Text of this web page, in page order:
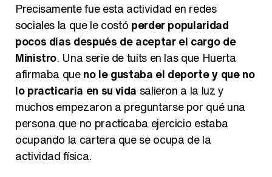
Precisamente fue esta actividad en redes
sociales la que le costó perder popularidad
pocos días después de aceptar el cargo de
Ministro. Una serie de tuits en las que Huerta
afirmaba queno le gustaba el deporte y que no
lo practicaría en su vida salieron a la luz y
muchos empezaron a preguntarse por qué una
persona que no practicaba ejercicio estaba
ocupando la cartera que se ocupa de la
actividad física.